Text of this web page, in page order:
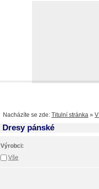
Nacházíte se zde: Titulní stránka »
Dresy pánské
Výrobci:
Vše